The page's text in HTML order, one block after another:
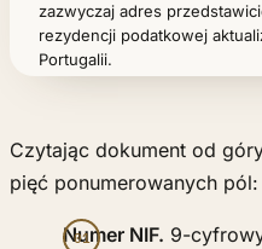
zazwyczaj adres
rezydencji podatkowej
Portugalii.
Czytając dokument od
pięć ponumerowanych pól:
Numer NIF. 9-